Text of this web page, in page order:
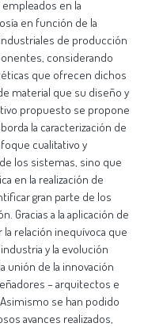
en la
en función de la
de producción
considerando
que ofrecen dichos
material que su diseño y
propuesto se propone
la caracterización de
cualitativo y
los sistemas, sino que
en la realización de
gran parte de los
Gracias a la aplicación de
relación inequívoca que
y la evolución
unión de la innovación
– arquitectos e
se han podido
avances realizados,